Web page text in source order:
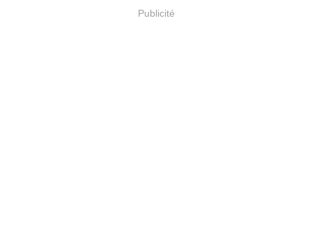
Publicité